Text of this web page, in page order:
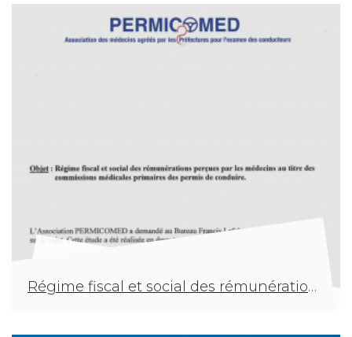
Régime fiscal et social des rémunérations perçues par les médecins au titre des commissions médicales primaires des permis de conduire